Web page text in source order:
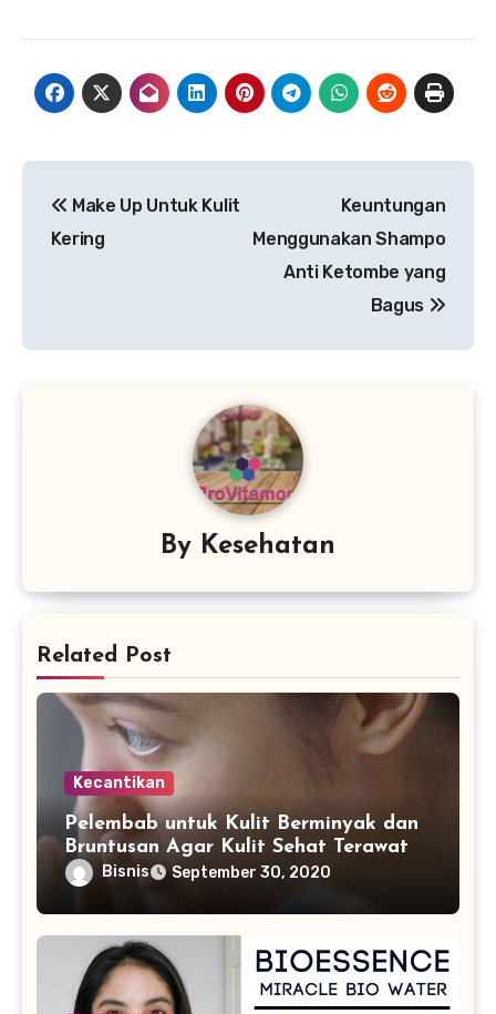
pos
Make Up Untuk Kulit
Kering
Keuntungan
Menggunakan Shampo
Anti Ketombe yang
Bagus
By Kesehatan
Related Post
Kecantikan
Pelembab untuk Kulit Berminyak dan
Bruntusan Agar Kulit Sehat Terawat
Bisnis September 30, 2020